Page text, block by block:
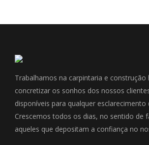
Trabalhamos na carpintaria e construção
concretizar os sonhos dos nossos
disponíveis para qualquer esclarecimento
Crescemos todos os dias, no sentido de
aqueles que depositam a confiança no